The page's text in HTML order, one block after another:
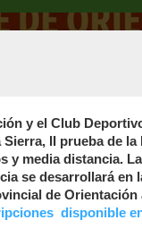
y el Club
II prueba de
y media distancia.
se desarrollará en
de Orientación
disponible